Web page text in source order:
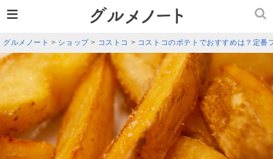
グルメノート > ショップ > コストコ > コストコのポテトでおすすめは？定番
≡